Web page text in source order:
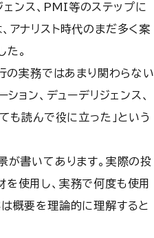
ェンス、PMI等のステップに
アナリスト時代のまだ多く案
。
の実務ではあまり関わらない
ョン、デューデリジェンス、
も読んで役に立った」という
が書いてあります。実際の投
使用し、実務で何度も使用
概要を理論的に理解すると